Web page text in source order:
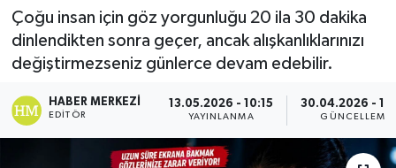
Çoğu insan için göz yorgunluğu 20 ila 30 dakika
dinlendikten sonra geçer, ancak alışkanlıklarınızı
değiştirmezseniz günlerce devam edebilir.
HABER MERKEZI
EDITÖR
13.05.2026 - 10:15
YAYINLANMA
30.04.2026 -
GÜNCELLEME
Süper Lig Puan Durumu ve Fikstür
Son Dakika Haberleri